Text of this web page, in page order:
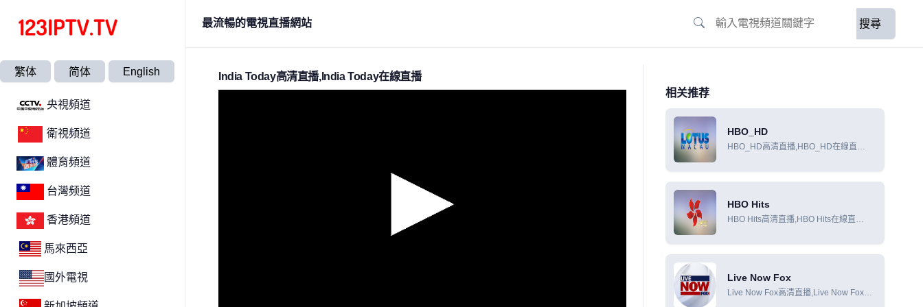
繁体 简体 English
央視頻道
衛視頻道
體育頻道
台灣频道
香港頻道
馬來西亞
國外電視
最流暢的電視直播網站 搜尋
India Today高清直播,India Today在線直播
相关推荐
HBO_HD
HBO_HD高清直播,HBO_HD在線直
HBO Hits
HBO Hits高清直播,HBO Hits在線直
Live Now Fox
Live Now Fox高清直播,Live Now Fox在